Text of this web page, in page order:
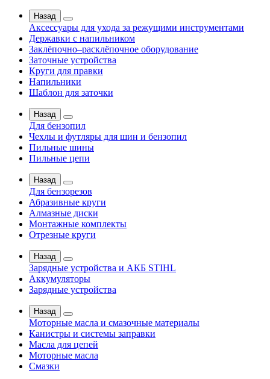
Назад
Аксессуары для ухода за режущими инструментами
Державки с напильником
Заклёпочно–расклёпочное оборудование
Заточные устройства
Круги для правки
Напильники
Шаблон для заточки
Назад
Для бензопил
Чехлы и футляры для шин и бензопил
Пильные шины
Пильные цепи
Назад
Для бензорезов
Абразивные круги
Алмазные диски
Монтажные комплекты
Отрезные круги
Назад
Зарядные устройства и АКБ STIHL
Аккумуляторы
Зарядные устройства
Назад
Моторные масла и смазочные материалы
Канистры и системы заправки
Масла для цепей
Моторные масла
Смазки